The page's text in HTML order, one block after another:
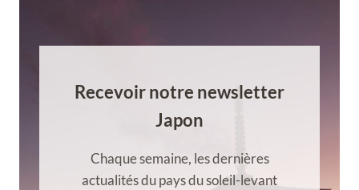
Recevoir notre newsletter
Japon
Chaque semaine, les dernières
actualités du pays du soleil-levant